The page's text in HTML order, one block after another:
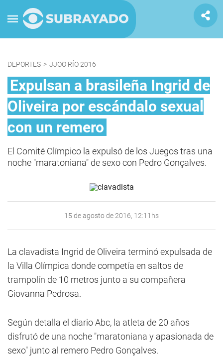
DEPORTES > JJOO RÍO 2016
Expulsan a brasileña Ingrid de
Oliveira por escándalo sexual
con un remero
El Comité Olímpico la expulsó de los Juegos tras una
noche "maratoniana" de sexo con Pedro Gonçalves.
15 de agosto de 2016, 12:11hs
La clavadista Ingrid de Oliveira terminó expulsada de
la Villa Olímpica donde competía en saltos de
trampolín de 10 metros junto a su compañera
Giovanna Pedrosa.
Según detalla el diario Abc, la atleta de 20 años
disfrutó de una noche "maratoniana y apasionada de
sexo" junto al remero Pedro Gonçalves.